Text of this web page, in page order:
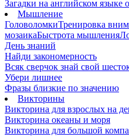
Загадки на английском языке
Мышление
ГоловоломкиТренировка
мозаикаБыстрота мышления
День знаний
Найди закономерность
Всяк сверчок знай свой
Убери лишнее
Фразы близкие по значению
Викторины
Викторина для взрослых на
Викторина океаны и моря
Викторина для большой